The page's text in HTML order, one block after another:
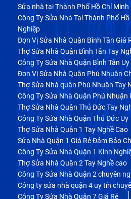
Sửa nhà tại Thành Phố Hồ Chí Minh
Công Ty Sửa Nhà Tại Thành Phố
Nghiệp
Đợn Vị Sửa Nhà Quận Bình Tân Giá
Thợ Sửa Nhà Quận Bình Tân Tay
Công Ty Sửa Nhà Quận Bình Tân
Đơn Vị Sửa Nhà Quận Phú Nhuận
Thợ Sửa Nhà quận Phú Nhuận Tay
Công Ty Sửa Nhà Quận Phú Nhuận
Thợ Sửa Nhà Quận Thủ Đức Tay
Công Ty Sửa Nhà Quận Thủ Đức Uy
Thợ Sửa Nhà Quận 1 Tay Nghề Cao
Sửa Nhà Quận 1 Giá Rẻ Đảm Bảo
Công Ty Sửa Nhà Quận 1 Kinh
Thợ Sửa Nhà Quận 2 Tay Nghề cao
Công Ty Sửa Nhà Quận 2 chuyên
Công ty sửa nhà quận 4 uy tín
Công Ty Sửa Nhà Quận 7 Giá Rẻ